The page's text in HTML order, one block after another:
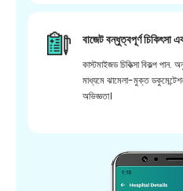
বাজেট বন্ধুত্বপূর্ণ চিকিৎসা
কাস্টমাইজড চিকিত্সা বিকল্প
মাধ্যমে ঝামেলা-মুক্ত
অভিজ্ঞতা।